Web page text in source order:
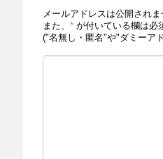
メールアドレスは公開され
また、 * が付いている欄は必
("名無し・匿名"や"ダミーア